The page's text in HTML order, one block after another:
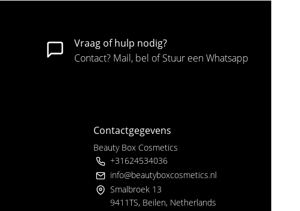
Vraag of hulp nodig?
Contact? Mail, bel of Stuur een Whatsapp
Contactgegevens
Beauty Box Cosmetics
+31624534036
info@beautyboxcosmetics.nl
Smalbroek 13
9411TS, Beilen, Netherlands